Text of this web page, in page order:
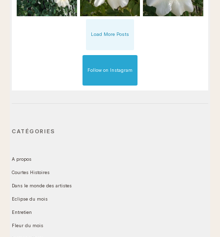
Load More Posts
Follow on Instagram
CATÉGORIES
A propos
Courtes Histoires
Dans le monde des artistes
Eclipse du mois
Entretien
Fleur du mois